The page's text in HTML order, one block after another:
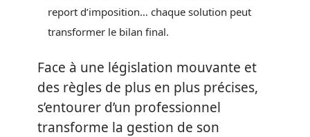
report d’imposition… chaque solution peut
transformer le bilan final.
Face à une législation mouvante et
des règles de plus en plus précises,
s’entourer d’un professionnel
transforme la gestion de son